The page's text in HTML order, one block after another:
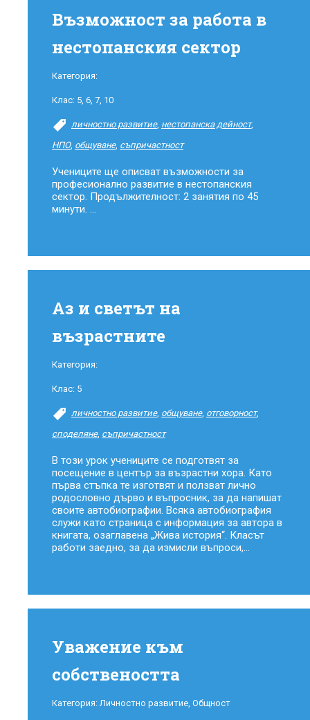
Възможност за работа в
нестопанския сектор
Категория:
Клас: 5, 6, 7, 10
личностно развитие, нестопанска дейност,
НПО, общуване, съпричастност
Учениците ще описват възможности за
професионално развитие в нестопанския
сектор. Продължителност: 2 занятия по 45
минути. ...
Аз и светът на
възрастните
Категория:
Клас: 5
личностно развитие, общуване, отговорност,
споделяне, съпричастност
В този урок учениците се подготвят за
посещение в център за възрастни хора. Като
първа стъпка те изготвят и ползват лично
родословно дърво и въпросник, за да напишат
своите автобиографии. Всяка автобиография
служи като страница с информация за автора в
книгата, озаглавена „Жива история“. Класът
работи заедно, за да измисли въпроси,...
Уважение към
собствеността
Категория:Личностно развитие, Общност